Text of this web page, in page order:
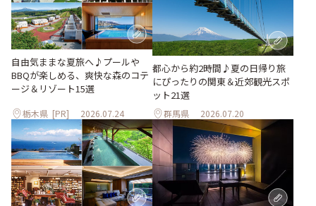
自由気ままな夏旅へ♪プールや
BBQが楽しめる、爽快な森のコテ
ージ＆リゾート15選
栃木県 [PR] 2026.07.24
都心から約2時間♪夏の日帰り旅
にぴったりの関東＆近郊観光スポ
ット21選
群馬県 2026.07.20